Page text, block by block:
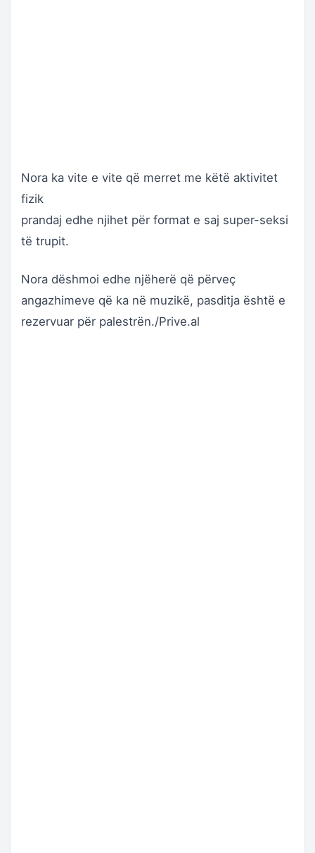
Nora ka vite e vite që merret me këtë aktivitet
fizik
prandaj edhe njihet për format e saj super-seksi
të trupit.
Nora dëshmoi edhe njëherë që përveç
angazhimeve që ka në muzikë, pasditja është e
rezervuar për palestrën./Prive.al